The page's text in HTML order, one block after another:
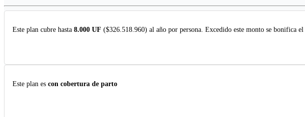
Este plan cubre hasta 8.000 UF ($326.518.960) al año por persona. Excedido este monto se bonifica el
Este plan es con cobertura de parto